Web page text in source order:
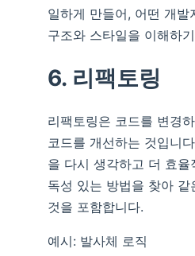
일하게 만들어, 어떤 개발
구조와 스타일을 이해하
6. 리팩토링
리팩토링은 코드를 변경
코드를 개선하는 것입니
을 다시 생각하고 더 효
독성 있는 방법을 찾아 같
것을 포함합니다.
예시: 발사체 로직